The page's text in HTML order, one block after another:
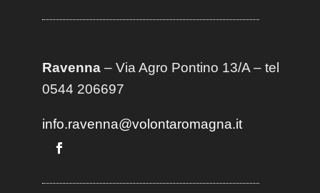
Ravenna– Via Agro Pontino 13/A– tel
0544 206697
info.ravenna@volontaromagna.it